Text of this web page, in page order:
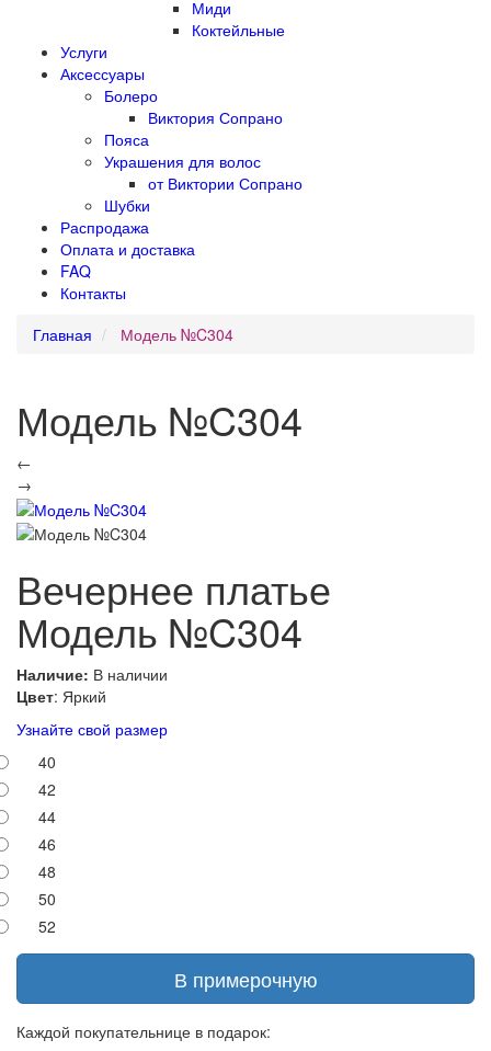
Миди
Коктейльные
Услуги
Аксессуары
Болеро
Виктория Сопрано
Пояса
Украшения для волос
от Виктории Сопрано
Шубки
Распродажа
Оплата и доставка
FAQ
Контакты
Главная
Модель №C304
Модель №C304
←
→
Вечернее платье
Модель №C304
Наличие: В наличии
Цвет: Яркий
Узнайте свой размер
40
42
44
46
48
50
52
В примерочную
Каждой покупательнице в подарок: